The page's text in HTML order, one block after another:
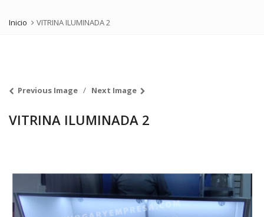
Inicio VITRINA ILUMINADA 2
Previous Image Next Image
VITRINA ILUMINADA 2